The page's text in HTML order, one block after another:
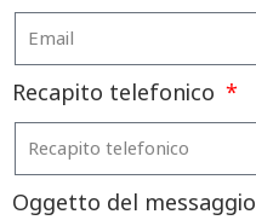
Recapito telefonico
Oggetto del messaggio